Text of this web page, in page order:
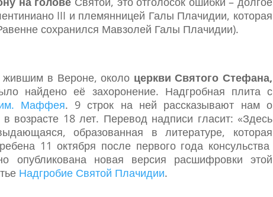
III и племянницей Галы Плачидии, которая
сохранился Мавзолей Галы Плачидии).
жившим в Вероне, около церкви Святого Стефана,
найдено её захоронение. Надгробная плита с
Маффея. 9 строк на ней рассказывают нам о
возрасте 18 лет. Перевод надписи гласит: «Здесь
образованная в литературе, которая
11 октября после первого года консульства
опубликована новая версия расшифровки этой
Надгробие Святой Плачидии.